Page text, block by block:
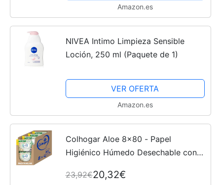
Amazon.es
NIVEA Intimo Limpieza Sensible
Loción, 250 ml (Paquete de 1)
VER OFERTA
Amazon.es
Colhogar Aloe 8x80 - Papel
Higiénico Húmedo Desechable con
Dermatológicamente Testado -
23,92€20,32€